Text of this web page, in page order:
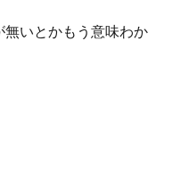
いとかもう意味わか